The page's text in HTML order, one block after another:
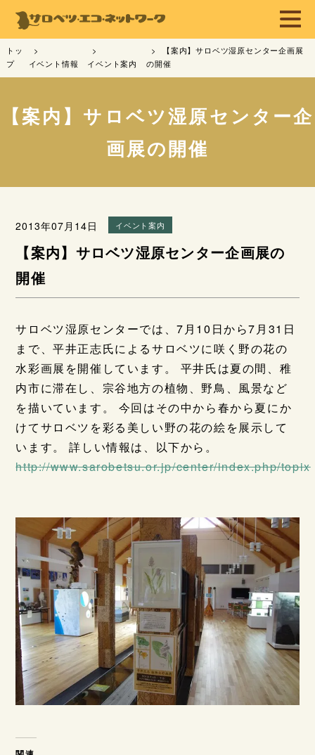
トッ
プ
イベント情報 イベント案内
【案内】サロベツ湿原センター企画展
の開催
【案内】サロベツ湿原センター企
画展の開催
2013年07月14日 イベント案内
【案内】サロベツ湿原センター企画展の
開催
サロベツ湿原センターでは、7月10日から7月31日
まで、平井正志氏によるサロベツに咲く野の花の
水彩画展を開催しています。 平井氏は夏の間、稚
内市に滞在し、宗谷地方の植物、野鳥、風景など
を描いています。 今回はその中から春から夏にか
けてサロベツを彩る美しい野の花の絵を展示して
います。 詳しい情報は、以下から。
http://www.sarobetsu.or.jp/center/index.php/topix